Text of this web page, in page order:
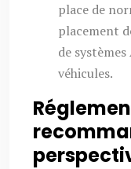
place de
placement
de
véhicules.